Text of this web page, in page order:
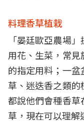
料理香草植栽
「晏廷歐亞農場
用花、生菜，常
的指定用料；一
草、迷迭香之類的
都說他們會種香
草，現在可以理解